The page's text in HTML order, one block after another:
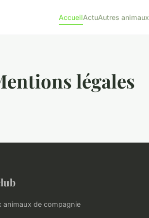
AccueilActuAutres animaux
légales
animaux de compagnie